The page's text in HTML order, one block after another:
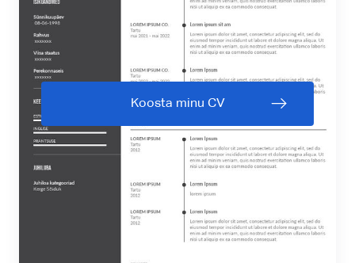
Koosta minu CV